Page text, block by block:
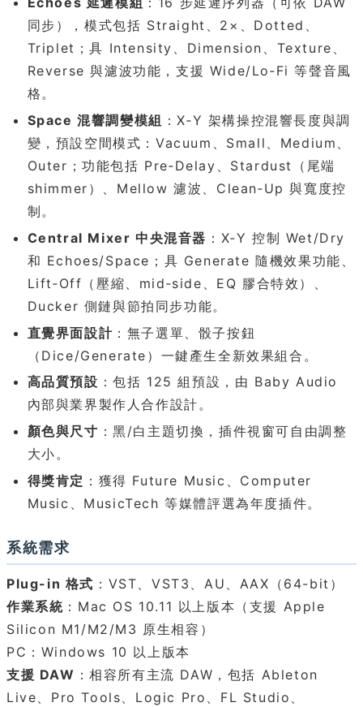
同步），模式包括 Straight、2×、Dotted、
Triplet；具 Intensity、Dimension、Texture、
Reverse 與濾波功能，支援 Wide/Lo‑Fi 等聲音風
格。
Space 混響調變模組 ：X‑Y 架構操控混響長度與調
變，預設空間模式：Vacuum、Small、Medium、
Outer；功能包括 Pre‑Delay、Stardust（尾端
shimmer）、Mellow 濾波、Clean‑Up 與寬度控
制。
Central Mixer 中央混音器 ：X‑Y 控制 Wet/Dry
和 Echoes/Space；具 Generate 隨機效果功能、
Lift‑Off（壓縮、mid‑side、EQ 膠合特效）、
Ducker 側鏈與節拍同步功能。
直覺界面設計 ：無子選單、骰子按鈕
（Dice/Generate）一鍵產生全新效果組合。
高品質預設 ：包括 125 組預設，由 Baby Audio
內部與業界製作人合作設計。
顏色與尺寸 ：黑/白主題切換，插件視窗可自由調整
大小。
得獎肯定 ：獲得 Future Music、Computer
Music、MusicTech 等媒體評選為年度插件。
系統需求
Plug-in 格式 ：VST、VST3、AU、AAX（64-bit）
作業系統 ：Mac OS 10.11 以上版本（支援 Apple
Silicon M1/M2/M3 原生相容）
PC：Windows 10 以上版本
支援 DAW ：相容所有主流 DAW，包括 Ableton
Live、Pro Tools、Logic Pro、FL Studio、